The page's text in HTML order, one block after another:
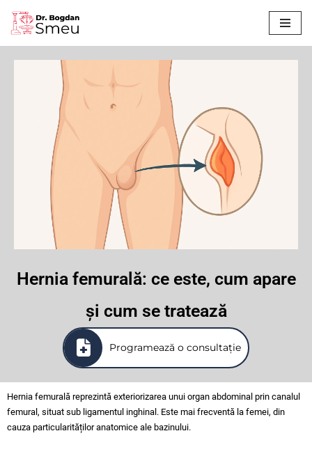
Sari
Hernia femurală: ce este, cum apare
și cum se tratează
Programează o consultație
Hernia femurală reprezintă exteriorizarea unui organ abdominal prin canalul
femural, situat sub ligamentul inghinal. Este mai frecventă la femei, din
cauza particularităților anatomice ale bazinului.